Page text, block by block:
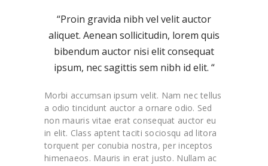
“Proin gravida nibh vel velit auctor
aliquet. Aenean sollicitudin, lorem quis
bibendum auctor nisi elit consequat
ipsum, nec sagittis sem nibh id elit. “
Morbi accumsan ipsum velit. Nam nec tellus
a odio tincidunt auctor a ornare odio. Sed
non mauris vitae erat consequat auctor eu
in elit. Class aptent taciti sociosqu ad litora
torquent per conubia nostra, per inceptos
himenaeos. Mauris in erat justo. Nullam ac